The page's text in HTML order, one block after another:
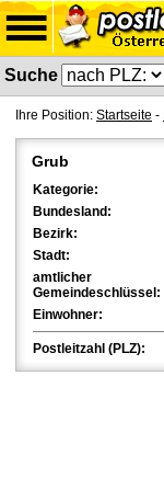
Suche
Ihre Position: Startseite -
Grub
Kategorie:
Bundesland:
Bezirk:
Stadt:
amtlicher
Gemeindeschlüssel:
Einwohner:
Postleitzahl (PLZ):